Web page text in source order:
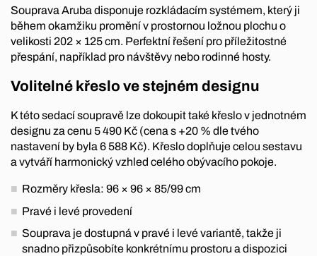
Souprava Aruba disponuje rozkládacím systémem, který ji
během okamžiku promění v prostornou ložnou plochu o
velikosti 202 × 125 cm. Perfektní řešení pro příležitostné
přespání, například pro návštěvy nebo rodinné hosty.
Volitelné křeslo ve stejném designu
K této sedací soupravě lze dokoupit také křeslo v jednotném
designu za cenu 5 490 Kč (cena s +20 % dle tvého
nastavení by byla 6 588 Kč). Křeslo doplňuje celou sestavu
a vytváří harmonický vzhled celého obývacího pokoje.
Rozměry křesla: 96 × 96 × 85/99 cm
Pravé i levé provedení
Souprava je dostupná v pravé i levé variantě, takže ji
snadno přizpůsobíte konkrétnímu prostoru a dispozici